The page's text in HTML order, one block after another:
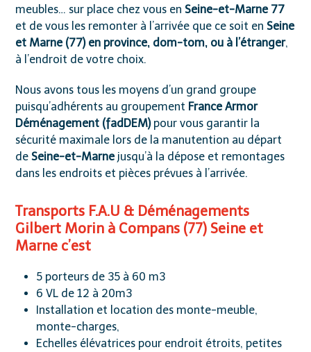
meubles… sur place chez vous enSeine-et-Marne 77
et de vous les remonter à l’arrivée que ce soit enSeine
et Marne (77) en province, dom-tom, ou à l’étranger,
à l’endroit de votre choix.
Nous avons tous les moyens d’un grand groupe
puisqu’adhérents au groupement France Armor
Déménagement (fadDEM)pour vous garantir la
sécurité maximale lors de la manutention au départ
deSeine-et-Marnejusqu’à la dépose et remontages
dans les endroits et pièces prévues à l’arrivée.
Transports F.A.U & Déménagements
Gilbert Morin à Compans (77) Seine et
Marne c’est
5 porteurs de 35 à 60 m3
6 VL de 12 à 20m3
Installation et location des monte-meuble,
monte-charges,
Echelles élévatrices pour endroit étroits, petites